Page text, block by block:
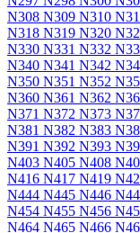
N308 N309 N310
N318 N319 N320
N330 N331 N332
N340 N341 N342
N350 N351 N352
N360 N361 N362
N371 N372 N373
N381 N382 N383
N391 N392 N393
N403 N405 N408
N416 N417 N419
N444 N445 N446
N454 N455 N456
N464 N465 N466